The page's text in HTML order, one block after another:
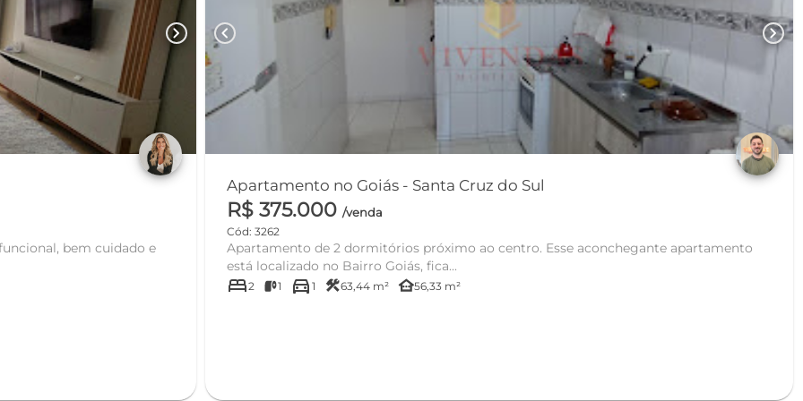
chevron_right
bem cuidado e
chevron_left chevron_right
Apartamento no Goiás - Santa Cruz do Sul
R$ 375.000/venda
Cód: 3262
Apartamento de 2 dormitórios próximo ao centro. Esse aconchegante apartamento
está localizado no Bairro Goiás, fica...
bed2 1 directions_car 1 construction63,44 m² other_houses56,33 m²